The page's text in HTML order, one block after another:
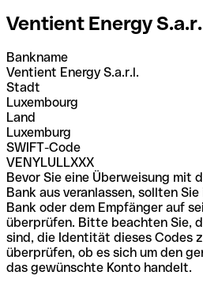
Ventient Energy
Bankname
Ventient Energy S.a.r.l.
Stadt
Luxembourg
Land
Luxemburg
SWIFT-Code
VENYLULLXXX
Bevor Sie eine Überweisung mit
Bank aus veranlassen, sollten
Bank oder dem Empfänger auf
überprüfen. Bitte beachten Sie,
sind, die Identität dieses Codes
überprüfen, ob es sich um den
das gewünschte Konto handelt.